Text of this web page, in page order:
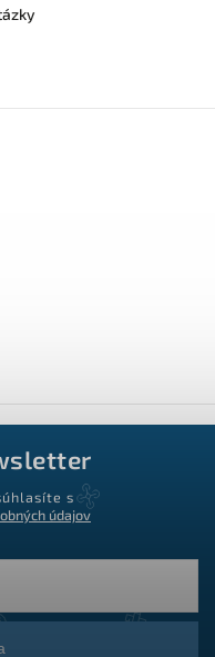
s
údajov